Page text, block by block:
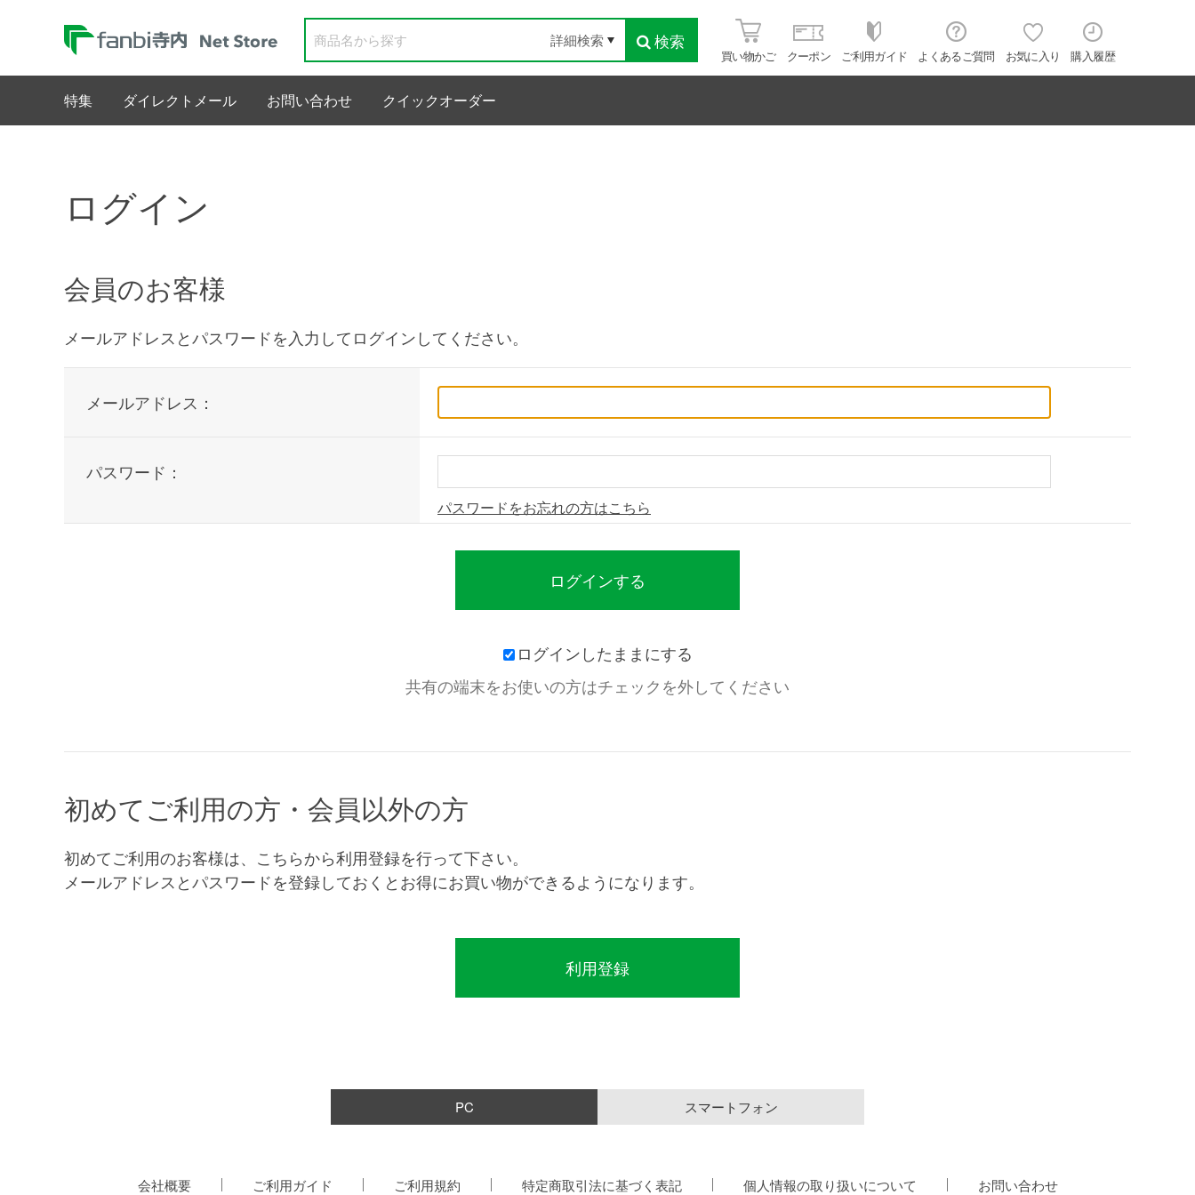
検索
詳細検索
買い物かご クーポン ご利用ガイド よくあるご質問 お気に入り 購入履歴
特集 ダイレクトメール お問い合わせ クイックオーダー
ログイン
会員のお客様
メールアドレスとパスワードを入力してログインしてください。
メールアドレス：
パスワード：
パスワードをお忘れの方はこちら
ログインしたままにする
共有の端末をお使いの方はチェックを外してください
初めてご利用の方・会員以外の方
初めてご利用のお客様は、こちらから利用登録を行って下さい。
メールアドレスとパスワードを登録しておくとお得にお買い物ができるようになります。
PC スマートフォン
会社概要 ご利用ガイド ご利用規約 特定商取引法に基づく表記 個人情報の取り扱いについて お問い合わせ